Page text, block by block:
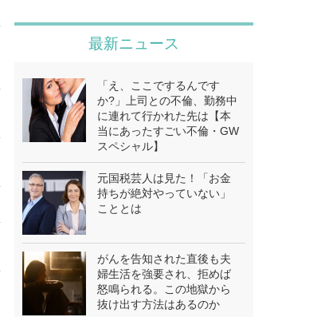
最新ニュース
「え、ここでするんです
か?」上司との不倫、勤務中
に連れて行かれた先は【本
当にあったすごい不倫・GW
スペシャル】
元国税芸人は見た！「お金
持ちが絶対やっていない」
こととは
がんを告知された直後も夫
婦生活を強要され、拒めば
怒鳴られる。この地獄から
抜け出す方法はあるのか